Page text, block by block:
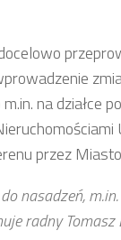
na działce
przez
nasadzeń,
radny Tomasz